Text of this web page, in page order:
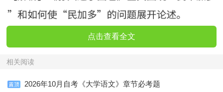
点击查看全文
相关阅读
2026年10月自考《大学语文》章节必考题